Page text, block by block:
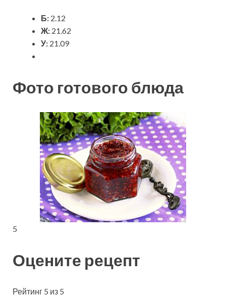
Б: 2.12
Ж: 21.62
У: 21.09
Фото готового блюда
5
Оцените рецепт
Рейтинг 5 из 5